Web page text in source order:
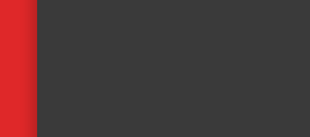
الواسعة التي طالت
الغربية المحتلة،
الأشخاص في عملية